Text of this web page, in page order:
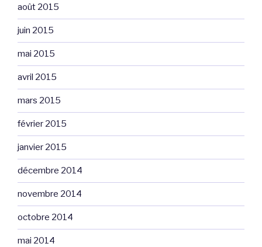
août 2015
juin 2015
mai 2015
avril 2015
mars 2015
février 2015
janvier 2015
décembre 2014
novembre 2014
octobre 2014
mai 2014